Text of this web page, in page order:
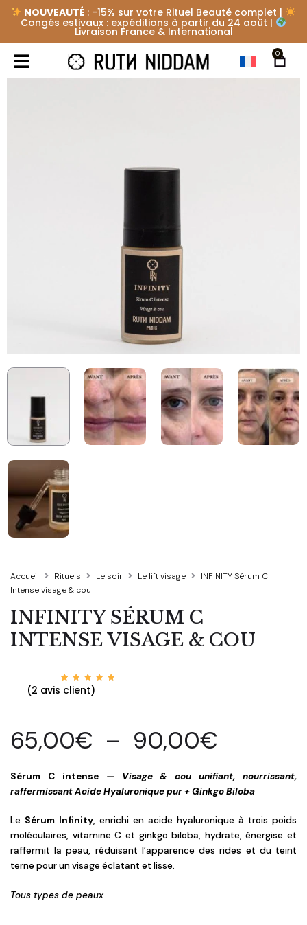
NOUVEAUTÉ : -15% sur votre Rituel Beauté complet |
Congés estivaux : expéditions à partir du 24 août |
Livraison France & International
0
Accueil Rituels Le soir Le lift visage
INFINITY Sérum C
Intense visage & cou
INFINITY SÉRUM C
INTENSE VISAGE & COU
Noté
5.00
2
(2 avis client)
65,00€ – 90,00€
Sérum C intense— Visage & couunifiant, nourrissant,
raffermissant Acide Hyaluronique pur + Ginkgo Biloba
Le Sérum Infinity, enrichi en acide hyaluronique à trois poids
moléculaires, vitamine C et ginkgo biloba, hydrate, énergise et
raffermit la peau, réduisant l’apparence des rides et du teint
terne pour un visage éclatant et lisse.
Tous types de peaux